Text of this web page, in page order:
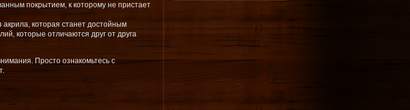
покрытием, к которому не пристает
которая станет достойным
которые отличаются друг от друга
Просто ознакомьтесь с